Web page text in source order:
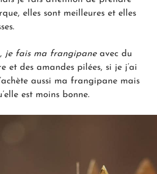
elles sont meilleures et elles
je fais ma frangipaneavec du
et des amandes pilées, si je j’ai
aussi ma frangipane mais
est moins bonne.